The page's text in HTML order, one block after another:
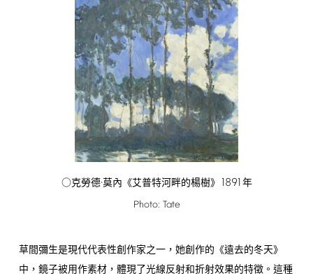
○克勞德·莫內《艾普特河畔的楊樹》 1891年
Photo: Tate
草間彌生是現代代表性創作家之一，她創作的《遠去的冬天》
中，鏡子被用作素材，體現了光線反射和折射效果的特徵。這種